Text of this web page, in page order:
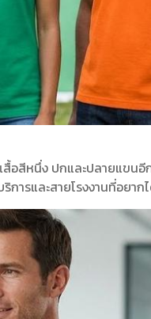
สื้อสีหนึ่ง ปกและปลายแข
ารและสายโรงงานที่อยา